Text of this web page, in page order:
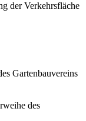
der Verkehrsfläche
Gartenbauvereins
des